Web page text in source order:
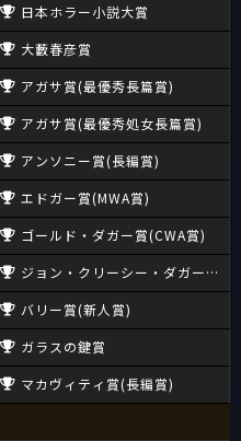
日本ホラー小説大賞
大藪春彦賞
アガサ賞(最優秀長篇賞)
アガサ賞(最優秀処女長篇賞)
アンソニー賞(長編賞)
エドガー賞(MWA賞)
ゴールド・ダガー賞(CWA賞)
ジョン・クリーシー・ダガー賞
バリー賞(新人賞)
ガラスの鍵賞
マカヴィティ賞(長編賞)